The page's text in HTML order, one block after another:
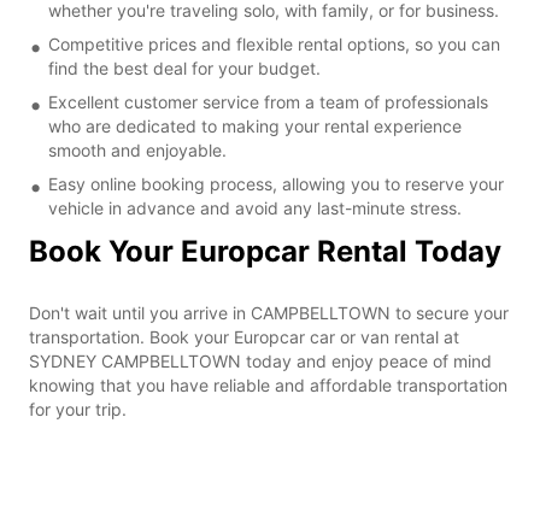
whether you're traveling solo, with family, or for business.
Competitive prices and flexible rental options, so you can
find the best deal for your budget.
Excellent customer service from a team of professionals
who are dedicated to making your rental experience
smooth and enjoyable.
Easy online booking process, allowing you to reserve your
vehicle in advance and avoid any last-minute stress.
Book Your Europcar Rental Today
Don't wait until you arrive in CAMPBELLTOWN to secure your
transportation. Book your Europcar car or van rental at
SYDNEY CAMPBELLTOWN today and enjoy peace of mind
knowing that you have reliable and affordable transportation
for your trip.